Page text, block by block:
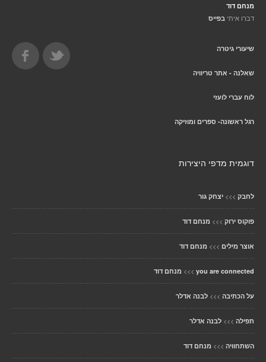
מנחם דוד
דברו איתי בפייס
שיעורי גיטרה
שאלנה - אתר טריוויה
לוח עברי לועזי
רגל ראשונה- ספרים ומוזיקה
דוגמית מדפי היצירות
לחבק >>> יצחק גור
פוקוס ירוק >>> מנחם דוד
אוצר מילים >>> מנחם דוד
you are connected
>>> מנחם דוד
על הכתיבה >>> לבנה אדלר
תפילה >>> לבנה אדלר
השתחוויה >>> מנחם דוד